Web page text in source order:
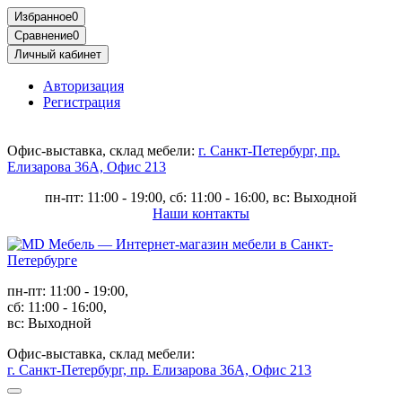
Избранное0
Сравнение0
Личный кабинет
Авторизация
Регистрация
Офис-выставка, склад мебели: г. Санкт-Петербург, пр.
Елизарова 36А, Офис 213
пн-пт: 11:00 - 19:00, сб: 11:00 - 16:00, вс: Выходной
Наши контакты
пн-пт: 11:00 - 19:00,
сб: 11:00 - 16:00,
вс: Выходной
Офис-выставка, склад мебели:
г. Санкт-Петербург, пр. Елизарова 36А, Офис 213